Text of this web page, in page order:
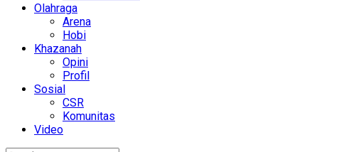
Olahraga
Arena
Hobi
Khazanah
Opini
Profil
Sosial
CSR
Komunitas
Video